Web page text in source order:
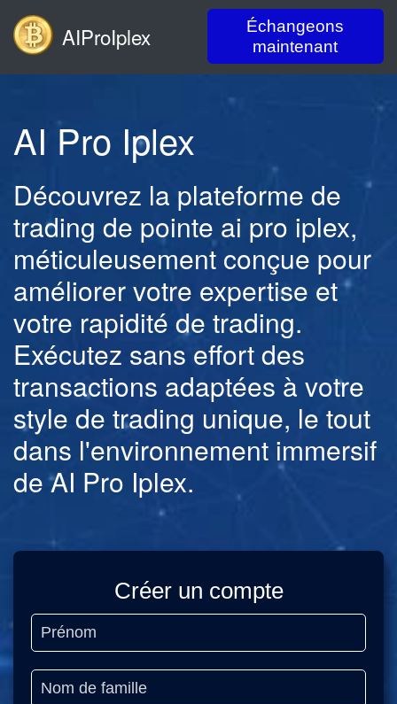
AIProIplex
Échangeons
maintenant
AI Pro Iplex
Découvrez la plateforme de
trading de pointe ai pro iplex,
méticuleusement conçue pour
améliorer votre expertise et
votre rapidité de trading.
Exécutez sans effort des
transactions adaptées à votre
style de trading unique, le tout
dans l'environnement immersif
de AI Pro Iplex.